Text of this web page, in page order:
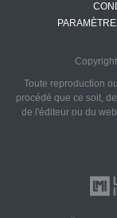
Toute reproduction
procédé que ce soit,
de l'éditeur ou du